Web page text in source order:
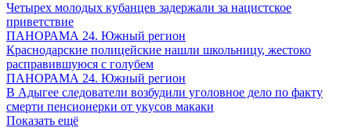
Четырех молодых кубанцев задержали за нацистское
приветствие
ПАНОРАМА 24. Южный регион
Краснодарские полицейские нашли школьницу, жестоко
расправившуюся с голубем
ПАНОРАМА 24. Южный регион
В Адыгее следователи возбудили уголовное дело по факту
смерти пенсионерки от укусов макаки
Показать ещё